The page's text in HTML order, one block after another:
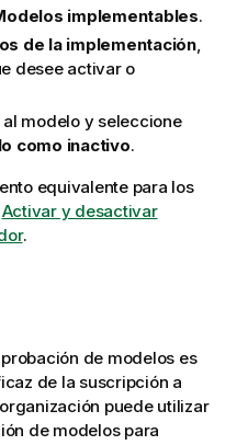
implementables.
de la implementación,
desee activar o
modelo y seleccione
como inactivo.
equivalente para los
Activar y desactivar
.
de modelos es
de la suscripción a
puede utilizar
de modelos para